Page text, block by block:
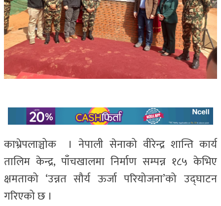
काभ्रेपलाञ्चोक । नेपाली सेनाको वीरेन्द्र शान्ति कार्य
तालिम केन्द्र, पाँचखालमा निर्माण सम्पन्न १८५ केभिए
क्षमताको ‘उन्नत सौर्य ऊर्जा परियोजना’को उद्घाटन
गरिएको छ ।